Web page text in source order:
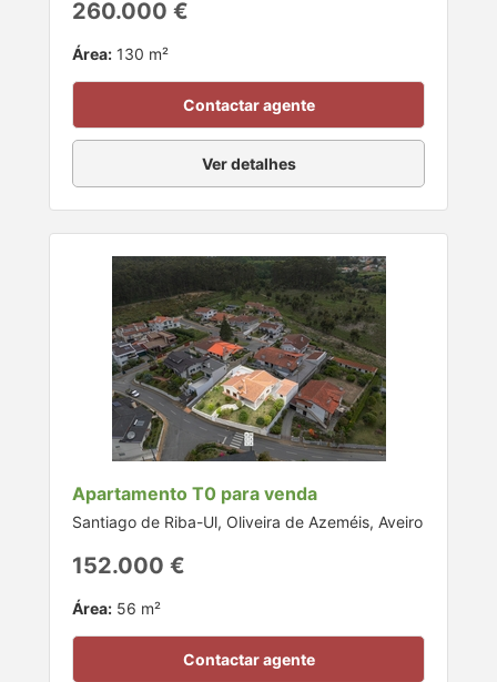
260.000 €
Área: 130 m²
Contactar agente
Ver detalhes
Apartamento T0 para venda
Santiago de Riba-Ul, Oliveira de Azeméis, Aveiro
152.000 €
Área: 56 m²
Contactar agente